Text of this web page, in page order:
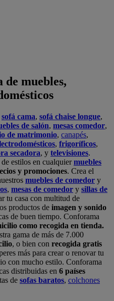
muebles,
sofá cama, sofá chaise longue,
de salón, mesas comedor,
de matrimonio, canapés,
, frigoríficos,
secadora, y televisiones.
estilos en cualquiermuebles
y promociones. Crea el
muebles de comedor y
, mesas de comedor y sillas de
tu casa con multitud de
productos de imagen y sonido
de buen tiempo. Conforama
como recogida en tienda.
gama de más de 7.000
, o bien con recogida gratis
más para crear o renovar tu
con mucho estilo. Conforama
distribuidas en 6 países
de sofas baratos, colchones